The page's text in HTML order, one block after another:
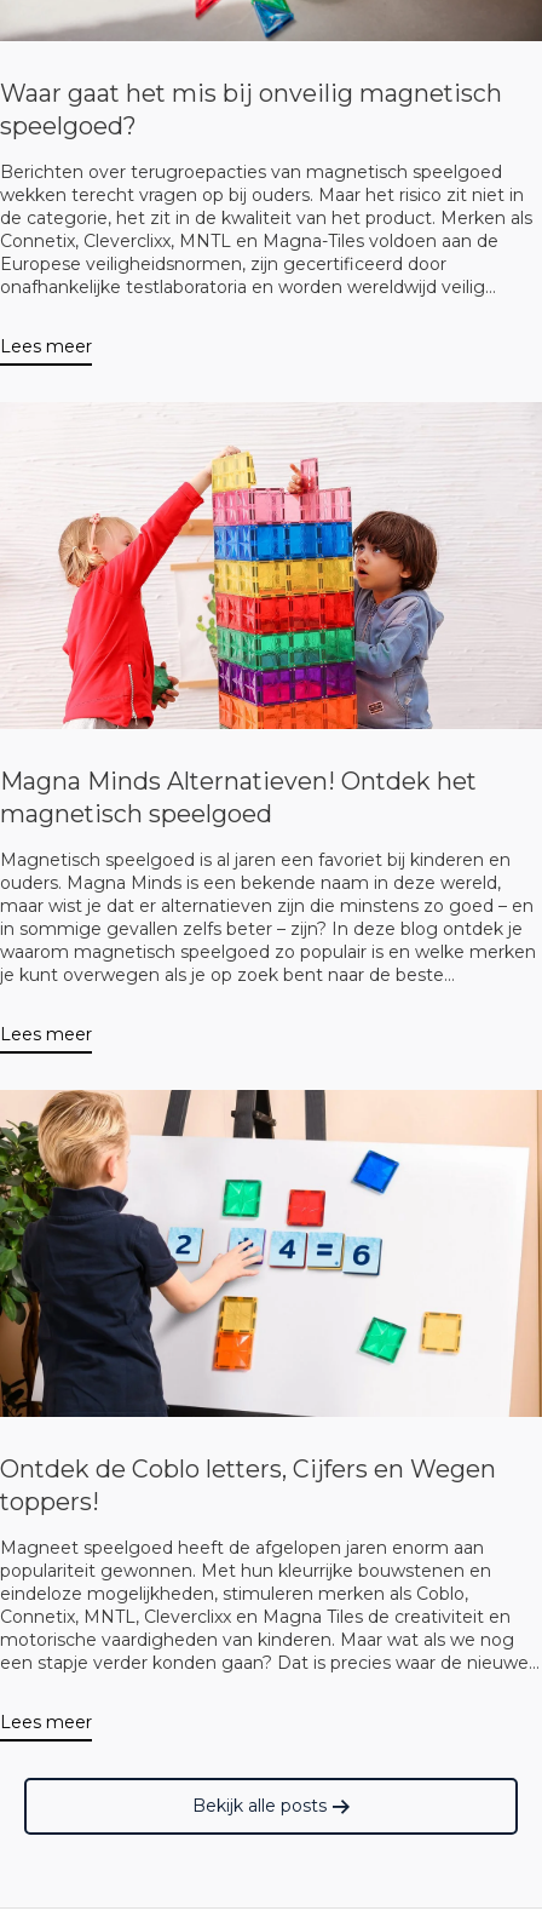
Waar gaat het mis bij onveilig magnetisch
speelgoed?
Berichten over terugroepacties van magnetisch speelgoed
wekken terecht vragen op bij ouders. Maar het risico zit niet in
de categorie, het zit in de kwaliteit van het product. Merken als
Connetix, Cleverclixx, MNTL en Magna-Tiles voldoen aan de
Europese veiligheidsnormen, zijn gecertificeerd door
onafhankelijke testlaboratoria en worden wereldwijd veilig
Lees meer
Magna Minds Alternatieven! Ontdek het
magnetisch speelgoed
Magnetisch speelgoed is al jaren een favoriet bij kinderen en
ouders. Magna Minds is een bekende naam in deze wereld,
maar wist je dat er alternatieven zijn die minstens zo goed – en
in sommige gevallen zelfs beter – zijn? In deze blog ontdek je
waarom magnetisch speelgoed zo populair is en welke merken
je kunt overwegen als je op zoek bent naar de beste
Lees meer
Ontdek de Coblo letters, Cijfers en Wegen
toppers!
Magneet speelgoed heeft de afgelopen jaren enorm aan
populariteit gewonnen. Met hun kleurrijke bouwstenen en
eindeloze mogelijkheden, stimuleren merken als Coblo,
Connetix, MNTL, Cleverclixx en Magna Tiles de creativiteit en
motorische vaardigheden van kinderen. Maar wat als we nog
een stapje verder konden gaan? Dat is precies waar de nieuwe
Lees meer
Bekijk alle posts